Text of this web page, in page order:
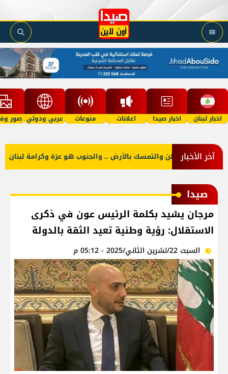
اخبار لبنان اخبار صيدا اعلانات منوعات عربي ودولي صور
آخر الأخبار
حب الوطن والتمسك بالأرض .. والجنوب هو عزة وكرامة لبنان
صيدا
مرجان يشيد بكلمة الرئيس عون في ذكرى
الاستقلال: رؤية وطنية تعيد الثقة بالدولة
السبت 22/تشرين الثاني/2025 - 05:12 م